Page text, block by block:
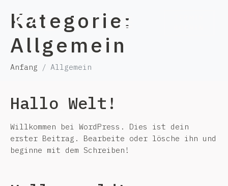
Kategorie:
Allgemein
Anfang Allgemein
Hallo Welt!
Willkommen bei WordPress. Dies ist dein
erster Beitrag. Bearbeite oder lösche ihn und
beginne mit dem Schreiben!